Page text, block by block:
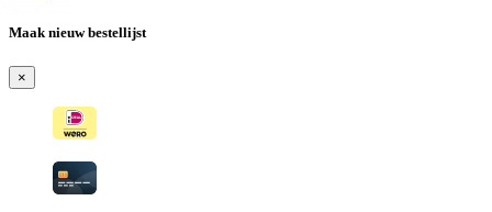
-
verzonden
wanneer
beschikbaar
Maak nieuw bestellijst
×